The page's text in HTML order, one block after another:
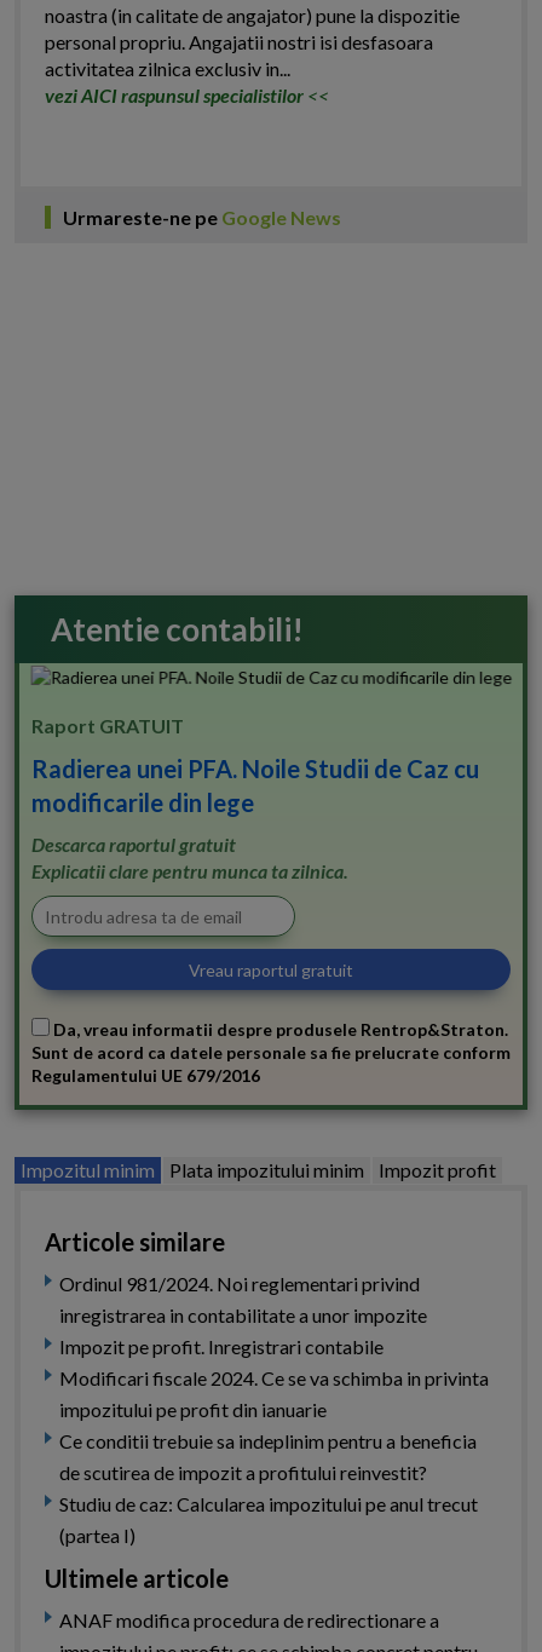
noastra (in calitate de angajator) pune la dispozitie
personal propriu. Angajatii nostri isi desfasoara
activitatea zilnica exclusiv in...
vezi AICI raspunsul specialistilor <<
Urmareste-ne pe Google News
Atentie contabili!
Raport GRATUIT
Radierea unei PFA. Noile Studii de Caz cu
modificarile din lege
Descarca raportul gratuit
Explicatii clare pentru munca ta zilnica.
Da, vreau informatii despre produsele Rentrop&Straton.
Sunt de acord ca datele personale sa fie prelucrate conform
Regulamentului UE 679/2016
Impozitul minim Plata impozitului minim Impozit profit
Articole similare
Ordinul 981/2024. Noi reglementari privind
inregistrarea in contabilitate a unor impozite
Impozit pe profit. Inregistrari contabile
Modificari fiscale 2024. Ce se va schimba in privinta
impozitului pe profit din ianuarie
Ce conditii trebuie sa indeplinim pentru a beneficia
de scutirea de impozit a profitului reinvestit?
Studiu de caz: Calcularea impozitului pe anul trecut
(partea I)
Ultimele articole
ANAF modifica procedura de redirectionare a